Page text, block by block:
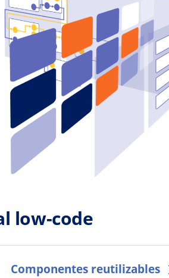
low-code
Componentes reutilizables